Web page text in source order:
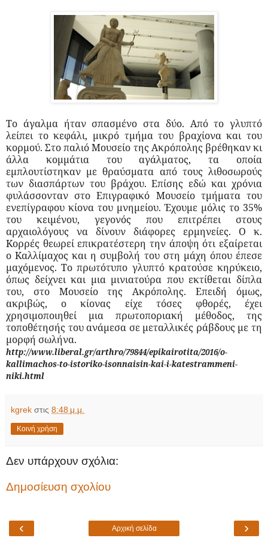
Το άγαλμα ήταν σπασμένο στα δύο. Από το γλυπτό
λείπει το κεφάλι, μικρό τμήμα του βραχίονα και του
κορμού. Στο παλιό Μουσείο της Ακρόπολης βρέθηκαν κι
άλλα κομμάτια του αγάλματος, τα οποία
εμπλουτίστηκαν με θραύσματα από τους λιθοσωρούς
των διασπάρτων του βράχου. Επίσης εδώ και χρόνια
φυλάσσονταν στο Επιγραφικό Μουσείο τμήματα του
ενεπίγραφου κίονα του μνημείου. Έχουμε μόλις το 35%
του κειμένου, γεγονός που επιτρέπει στους
αρχαιολόγους να δίνουν διάφορες ερμηνείες. Ο κ.
Κορρές θεωρεί επικρατέστερη την άποψη ότι εξαίρεται
ο Καλλίμαχος και η συμβολή του στη μάχη όπου έπεσε
μαχόμενος. Το πρωτότυπο γλυπτό κρατούσε κηρύκειο,
όπως δείχνει και μια μινιατούρα που εκτίθεται δίπλα
του, στο Μουσείο της Ακρόπολης. Επειδή όμως,
ακριβώς, ο κίονας είχε τόσες φθορές, έχει
χρησιμοποιηθεί μια πρωτοποριακή μέθοδος, της
τοποθέτησής του ανάμεσα σε μεταλλικές ράβδους με τη
μορφή σωλήνα.
http://www.liberal.gr/arthro/79844/epikairotita/2016/o-
kallimachos-to-istoriko-isonnaisin-kai-i-katestrammeni-
niki.html
kgrek στις 8:48 μ.μ.
Κοινή χρήση
Δεν υπάρχουν σχόλια:
Δημοσίευση σχολίου
‹ ›
Αρχική σελίδα